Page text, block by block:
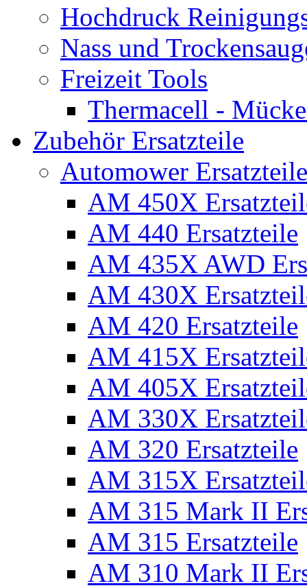
Hochdruck
Nass und
Freizeit Tools
Thermacell -
Zubehör Ersatzteile
Automower
AM 450X
AM 440 Ersatzteile
AM 435X AWD
AM 430X
AM 420 Ersatzteile
AM 415X
AM 405X
AM 330X
AM 320 Ersatzteile
AM 315X
AM 315 Mark II
AM 315 Ersatzteile
AM 310 Mark II